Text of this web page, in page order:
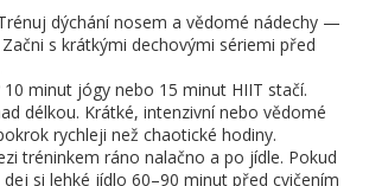
dýchání nosem a vědomé nádechy —
s krátkými dechovými sériemi před
minut jógy nebo 15 minut HIIT stačí.
délkou. Krátké, intenzivní nebo vědomé
rychleji než chaotické hodiny.
tréninkem ráno nalačno a po jídle. Pokud
si lehké jídlo 60–90 minut před cvičením